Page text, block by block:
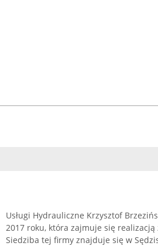
Usługi Hydrauliczne Krzysztof
2017 roku, która zajmuje się
Siedziba tej firmy znajduje się w